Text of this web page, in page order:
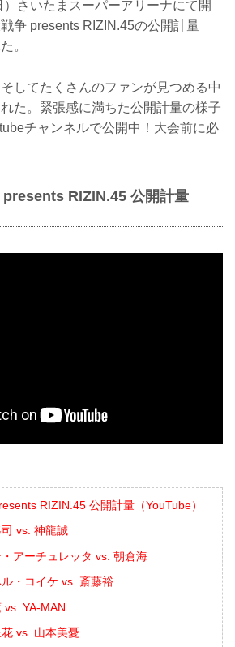
さいたまスーパーアリーナにて開
争 presents RIZIN.45の公開計量
。
してたくさんのファンが見つめる中
た。緊張感に満ちた公開計量の様子
チャンネルで公開中！大会前に必
presents RIZIN.45 公開計量
RIZIN.45 公開計量（YouTube）
vs. 神龍誠
アーチュレッタ vs. 朝倉海
・コイケ vs. 斎藤裕
vs. YA-MAN
vs. 山本美憂